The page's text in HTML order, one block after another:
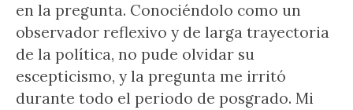
en la pregunta. Conociéndolo como un
observador reflexivo y de larga trayectoria
de la política, no pude olvidar su
escepticismo, y la pregunta me irritó
durante todo el periodo de posgrado. Mi